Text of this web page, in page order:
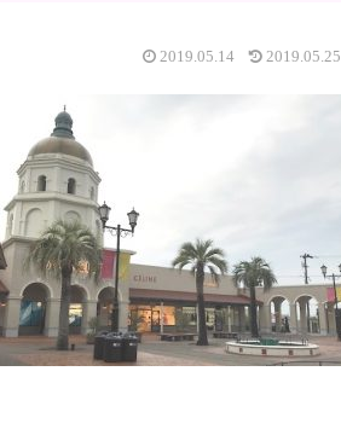
2019.05.14 2019.05.25